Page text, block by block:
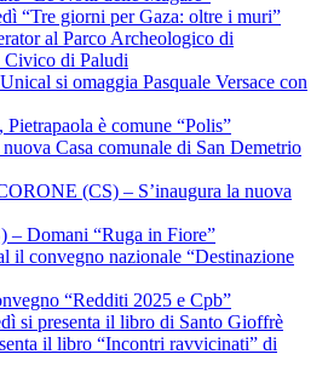
“Tre giorni per Gaza: oltre i muri”
al Parco Archeologico di
Civico di Paludi
si omaggia Pasquale Versace con
è comune “Polis”
Casa comunale di San Demetrio
(CS) – S’inaugura la nuova
Domani “Ruga in Fiore”
il convegno nazionale “Destinazione
“Redditi 2025 e Cpb”
si presenta il libro di Santo Gioffrè
il libro “Incontri ravvicinati” di